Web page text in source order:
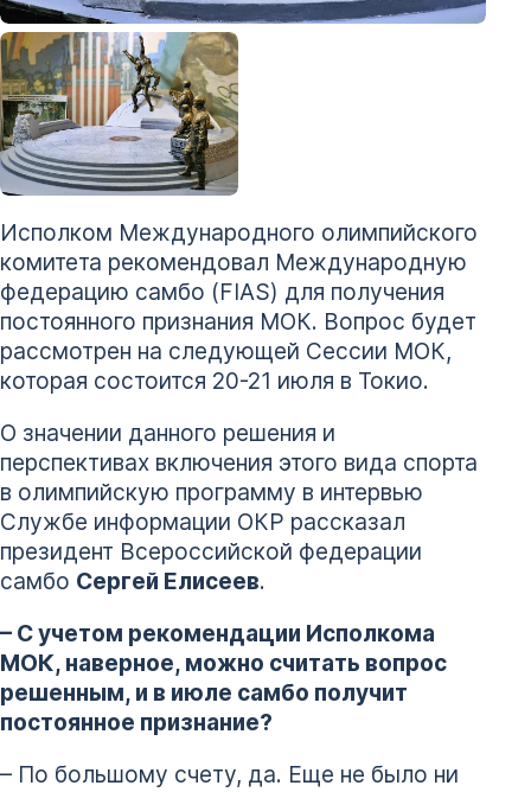
Исполком Международного олимпийского
комитета рекомендовал Международную
федерацию самбо (FIAS) для получения
постоянного признания МОК. Вопрос будет
рассмотрен на следующей Сессии МОК,
которая состоится 20-21 июля в Токио.
О значении данного решения и
перспективах включения этого вида спорта
в олимпийскую программу в интервью
Службе информации ОКР рассказал
президент Всероссийской федерации
самбо Сергей Елисеев.
– С учетом рекомендации Исполкома
МОК, наверное, можно считать вопрос
решенным, и в июле самбо получит
постоянное признание?
– По большому счету, да. Еще не было ни